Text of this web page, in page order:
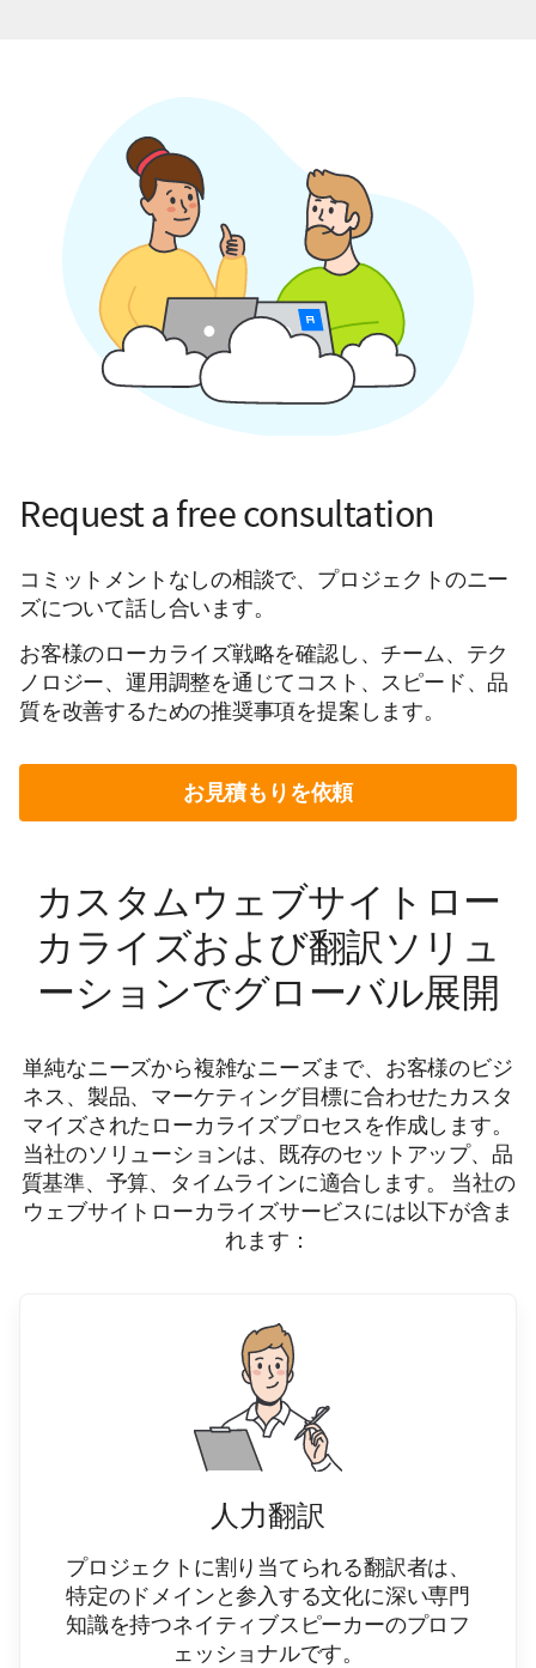
Request a free consultation
コミットメントなしの相談で、プロジェクトのニー
ズについて話し合います。
お客様のローカライズ戦略を確認し、チーム、テク
ノロジー、運用調整を通じてコスト、スピード、品
質を改善するための推奨事項を提案します。
お見積もりを依頼
カスタムウェブサイトロー
カライズおよび翻訳ソリュ
ーションでグローバル展開
単純なニーズから複雑なニーズまで、お客様のビジ
ネス、製品、マーケティング目標に合わせたカスタ
マイズされたローカライズプロセスを作成します。
当社のソリューションは、既存のセットアップ、品
質基準、予算、タイムラインに適合します。 当社の
ウェブサイトローカライズサービスには以下が含ま
れます：
人力翻訳
プロジェクトに割り当てられる翻訳者は、
特定のドメインと参入する文化に深い専門
知識を持つネイティブスピーカーのプロフ
ェッショナルです。